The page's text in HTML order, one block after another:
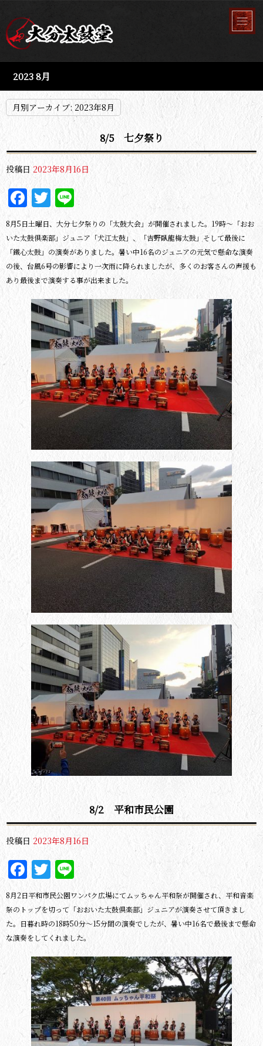
2023 8月
月別アーカイブ: 2023年8月
8/5 七夕祭り
投稿日 2023年8月16日
Facebook
Twitter
Line
8月5日土曜日、大分七夕祭りの「太鼓大会」が開催されました。19時～「おお
いた太鼓倶楽部」ジュニア「犬江太鼓」、「吉野臥龍梅太鼓」そして最後に
「鐵心太鼓」の演奏がありました。暑い中16名のジュニアの元気で懸命な演奏
の後、台風6号の影響により一次雨に降られましたが、多くのお客さんの声援も
あり最後まで演奏する事が出来ました。
8/2 平和市民公園
投稿日 2023年8月16日
Facebook
Twitter
Line
8月2日平和市民公園ワンパク広場にてムッちゃん平和祭が開催され、平和音楽
祭のトップを切って「おおいた太鼓倶楽部」ジュニアが演奏させて頂きまし
た。日暮れ時の18時50分～15分間の演奏でしたが、暑い中16名で最後まで懸命
な演奏をしてくれました。